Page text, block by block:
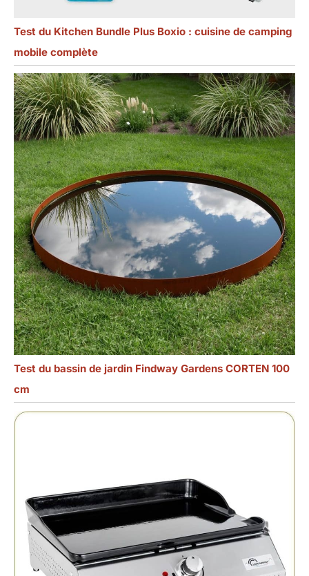
Test du Kitchen Bundle Plus Boxio : cuisine de camping
mobile complète
Test du bassin de jardin Findway Gardens CORTEN 100
cm